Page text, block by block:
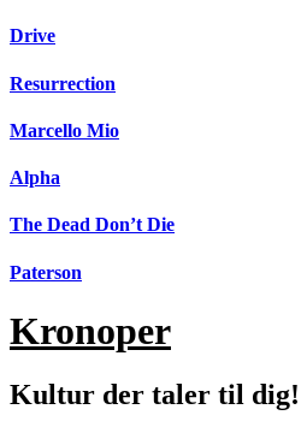
Videre
indhold
Drive
Resurrection
Marcello Mio
Alpha
The Dead Don’t Die
Paterson
Kronoper
Kultur der taler til dig!